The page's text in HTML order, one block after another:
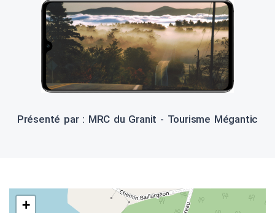
Présenté par : MRC du Granit - Tourisme Mégantic
+